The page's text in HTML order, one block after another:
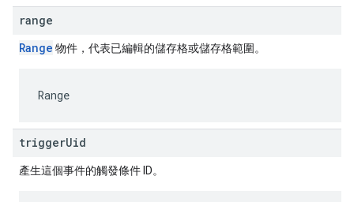
range
Range 物件，代表已編輯的儲存格或儲存格範圍。
Range
triggerUid
產生這個事件的觸發條件 ID。